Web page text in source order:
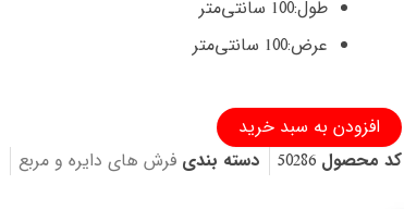
طول:100 سانتی‌متر
عرض:100 سانتی‌متر
فرش
دایره
دستباف
افزودن به سبد خرید
کد محصول 50286 دسته بندی فرش های دایره و مربع